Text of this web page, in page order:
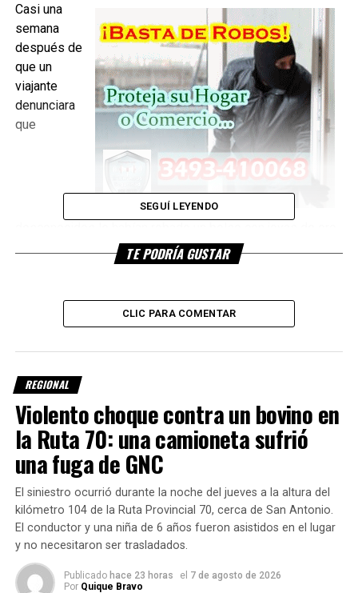
Casi una
semana
después de
que un
viajante
denunciara
que
y plata valuadas en casi medio millón de pesos, el “botín”
fue dejado en la puerta de un destacamento policial y de
Ángel Cotrone, oriundo de Santa Fe, había llegado a la
localidad de Fortín Inca, departamento Belgrano, para
Cotrone se presentó en la Comisaría 21 y puso de
manifiesto ante las autoridades, que desconocidos
habrían abierto su automóvil y se alzaron con el bolso
repleto de joyas, valuadas en casi medio millón de pesos.
SEGUÍ LEYENDO
TE PODRÍA GUSTAR
CLIC PARA COMENTAR
REGIONAL
Violento choque contra un bovino en
la Ruta 70: una camioneta sufrió
una fuga de GNC
El siniestro ocurrió durante la noche del jueves a la altura del
kilómetro 104 de la Ruta Provincial 70, cerca de San Antonio.
El conductor y una niña de 6 años fueron asistidos en el lugar
y no necesitaron ser trasladados.
Publicado hace 23 horas el 7 de agosto de 2026
Por Quique Bravo